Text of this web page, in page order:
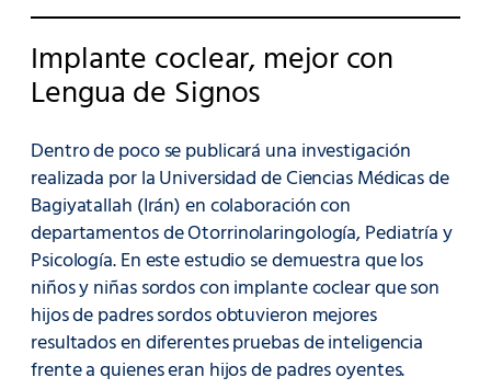
Implante coclear, mejor con
Lengua de Signos
Dentro de poco se publicará una investigación
realizada por la Universidad de Ciencias Médicas de
Bagiyatallah (Irán) en colaboración con
departamentos de Otorrinolaringología, Pediatría y
Psicología. En este estudio se demuestra que los
niños y niñas sordos con implante coclear que son
hijos de padres sordos obtuvieron mejores
resultados en diferentes pruebas de inteligencia
frente a quienes eran hijos de padres oyentes.